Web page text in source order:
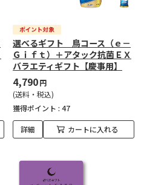
選べるギフト 鳥コース（ｅ－
Ｇｉｆｔ）＋アタック抗菌ＥＸ
バラエティギフト【慶事用】
4,790円
(送料・税込)
獲得ポイント : 47
詳細 カートに入れる